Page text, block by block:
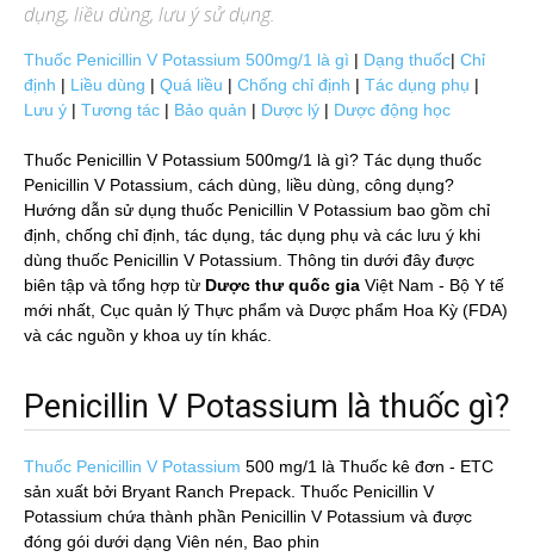
dụng, liều dùng, lưu ý sử dụng.
Thuốc Penicillin V Potassium 500mg/1 là gì | Dạng thuốc| Chỉ
định | Liều dùng | Quá liều | Chống chỉ định | Tác dụng phụ |
Lưu ý | Tương tác | Bảo quản | Dược lý | Dược động học
Thuốc Penicillin V Potassium 500mg/1 là gì? Tác dụng thuốc
Penicillin V Potassium, cách dùng, liều dùng, công dụng?
Hướng dẫn sử dụng thuốc Penicillin V Potassium bao gồm chỉ
định, chống chỉ định, tác dụng, tác dụng phụ và các lưu ý khi
dùng thuốc Penicillin V Potassium. Thông tin dưới đây được
biên tập và tổng hợp từ Dược thư quốc gia Việt Nam - Bộ Y tế
mới nhất, Cục quản lý Thực phẩm và Dược phẩm Hoa Kỳ (FDA)
và các nguồn y khoa uy tín khác.
Penicillin V Potassium là thuốc gì?
Thuốc Penicillin V Potassium 500 mg/1 là Thuốc kê đơn - ETC
sản xuất bởi Bryant Ranch Prepack. Thuốc Penicillin V
Potassium chứa thành phần Penicillin V Potassium và được
đóng gói dưới dạng Viên nén, Bao phin